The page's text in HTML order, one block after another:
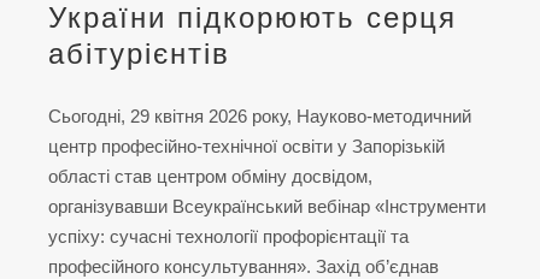
України підкорюють серця
абітурієнтів
Сьогодні, 29 квітня 2026 року, Науково-методичний
центр професійно-технічної освіти у Запорізькій
області став центром обміну досвідом,
організувавши Всеукраїнський вебінар «Інструменти
успіху: сучасні технології профорієнтації та
професійного консультування». Захід об’єднав